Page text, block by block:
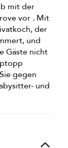
mit der
vor . Mit
der
und
Gäste nicht
gegen
und